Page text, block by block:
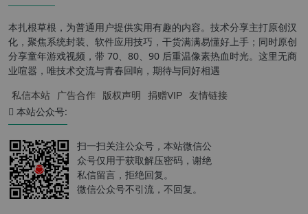
本扎根草根，为普通用户提供实用有趣的内容。技术分享主打原创汉
化，聚焦系统封装、软件应用技巧，干货满满易懂好上手；同时原创
分享童年游戏视频，带 70、80、90 后重温像素热血时光。这里无商
业喧嚣，唯技术交流与青春回响，期待与同好相遇
私信本站 广告合作 版权声明 捐赠VIP 友情链接
本站公众号:
扫一扫关注公众号，本站微信公
众号仅用于获取解压密码，谢绝
私信留言，拒绝回复。
微信公众号不引流，不回复。